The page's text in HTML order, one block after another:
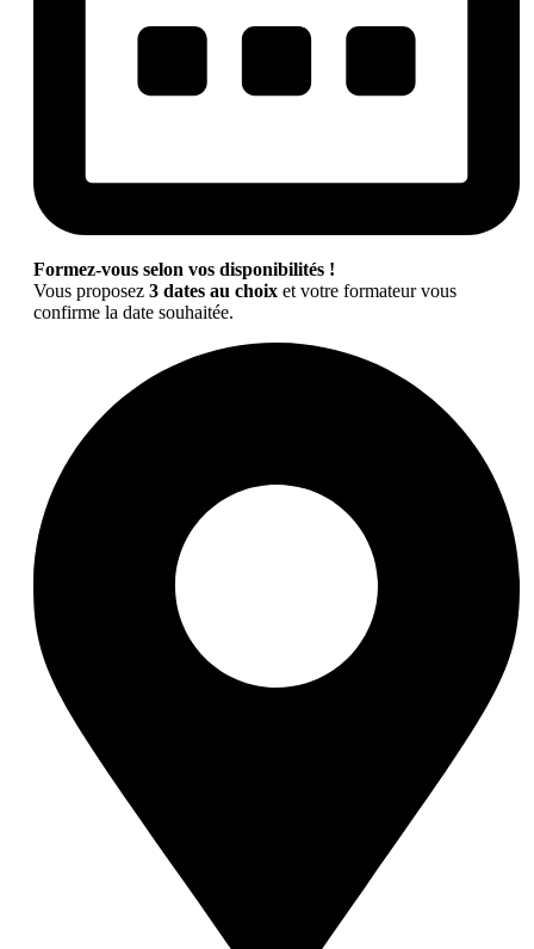
Formez-vous selon vos disponibilités !
Vous proposez 3 dates au choix et votre formateur vous
confirme la date souhaitée.